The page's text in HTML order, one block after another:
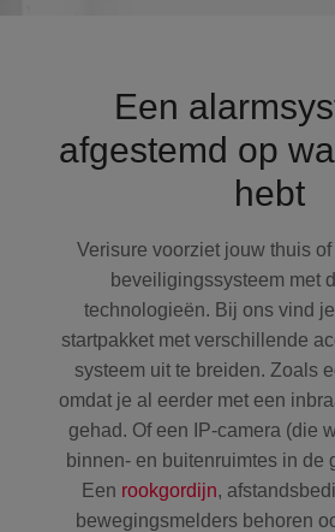
Een
afgestemd op
hebt
Verisure voorziet jouw thuis
beveiligingssysteem met
technologieën. Bij ons vind
startpakket met verschillende
systeem uit te breiden. Zoals
omdat je al eerder met een
gehad. Of een IP-camera (die
binnen- en buitenruimtes in de
Een rookgordijn,
bewegingsmelders behoren